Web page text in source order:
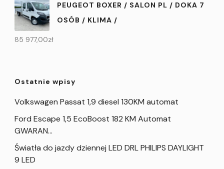
PEUGEOT BOXER / SALON PL / DOKA 7
OSÓB / KLIMA /
85 977,00zł
Ostatnie wpisy
Volkswagen Passat 1,9 diesel 130KM automat
Ford Escape 1,5 EcoBoost 182 KM Automat
GWARAN…
Światła do jazdy dziennej LED DRL PHILIPS DAYLIGHT
9 LED